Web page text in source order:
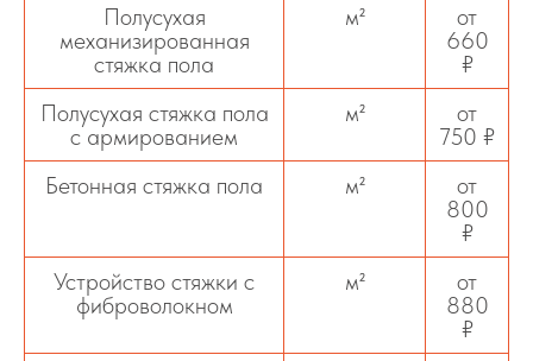
Полусухая
механизированная
стяжка пола
м²
от
660
₽
Полусухая стяжка пола
с армированием
м²
от
750 ₽
Бетонная стяжка пола
м²
от
800
₽
Устройство стяжки с
фиброволокном
м²
от
880
₽